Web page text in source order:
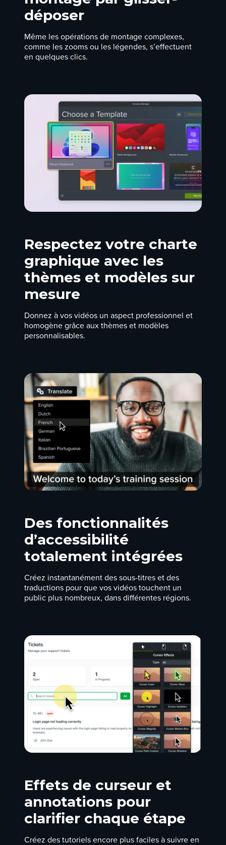
déposer
Même les opérations de montage complexes,
comme les zooms ou les légendes, s’effectuent
en quelques clics.
Respectez votre charte
graphique avec les
thèmes et modèles sur
mesure
Donnez à vos vidéos un aspect professionnel et
homogène grâce aux thèmes et modèles
personnalisables.
Des fonctionnalités
d’accessibilité
totalement intégrées
Créez instantanément des sous-titres et des
traductions pour que vos vidéos touchent un
public plus nombreux, dans différentes régions.
Effets de curseur et
annotations pour
clarifier chaque étape
Créez des tutoriels encore plus faciles à suivre en